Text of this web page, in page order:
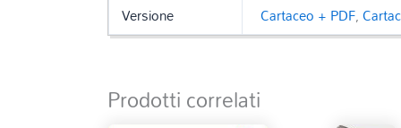
Versione
Cartaceo + PDF,
Prodotti correlati